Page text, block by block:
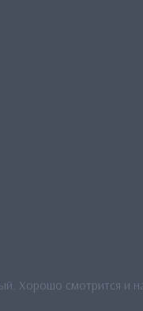
Хорошо смотрится и